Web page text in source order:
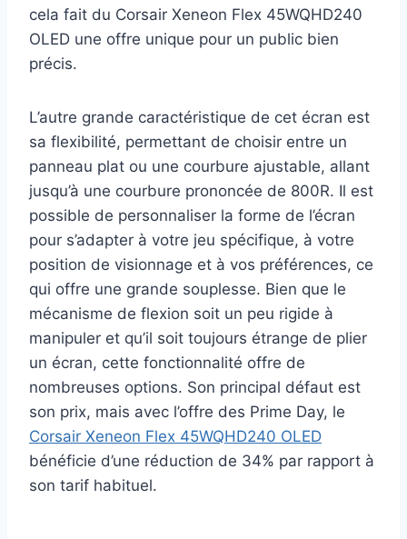
cela fait du Corsair Xeneon Flex 45WQHD240
OLED une offre unique pour un public bien
précis.
L’autre grande caractéristique de cet écran est
sa flexibilité, permettant de choisir entre un
panneau plat ou une courbure ajustable, allant
jusqu’à une courbure prononcée de 800R. Il est
possible de personnaliser la forme de l’écran
pour s’adapter à votre jeu spécifique, à votre
position de visionnage et à vos préférences, ce
qui offre une grande souplesse. Bien que le
mécanisme de flexion soit un peu rigide à
manipuler et qu’il soit toujours étrange de plier
un écran, cette fonctionnalité offre de
nombreuses options. Son principal défaut est
son prix, mais avec l’offre des Prime Day, le
Corsair Xeneon Flex 45WQHD240 OLED
bénéficie d’une réduction de 34% par rapport à
son tarif habituel.